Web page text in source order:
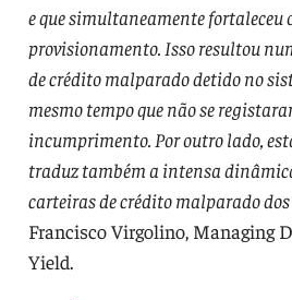
e que simultaneamente fortaleceu
provisionamento. Isso resultou
de crédito malparado detido no
mesmo tempo que não se
incumprimento. Por outro lado,
traduz também a intensa
carteiras de crédito malparado
Francisco Virgolino, Managing
Yield.